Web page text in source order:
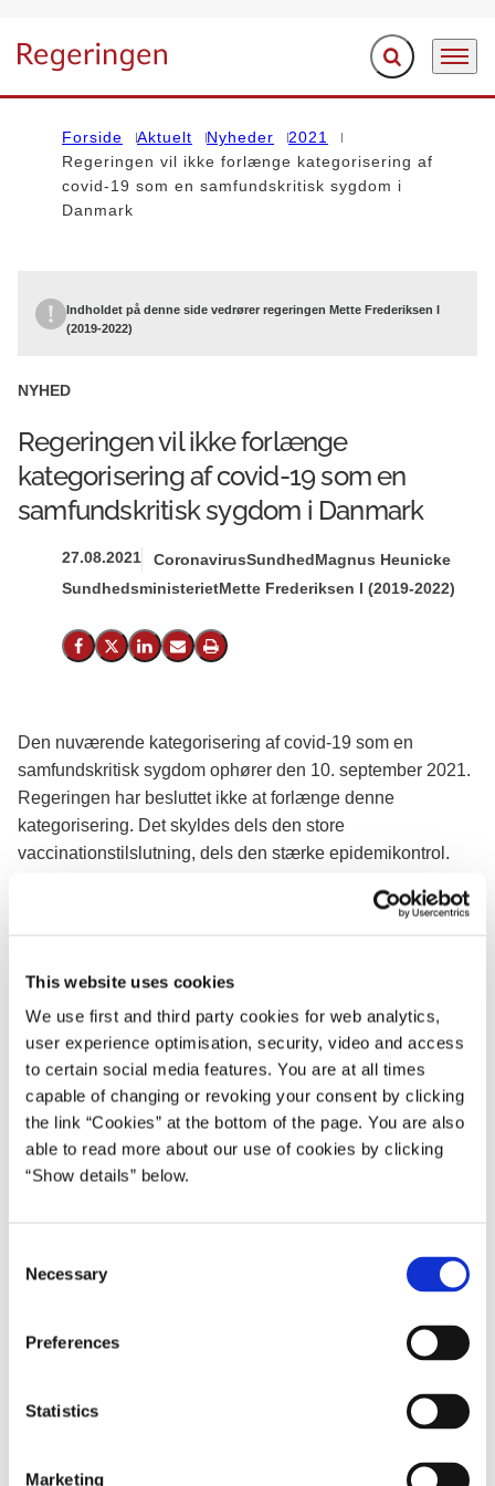
This website uses cookies
We use first and third party cookies for web analytics,
user experience optimisation, security, video and access
to certain social media features. You are at all times
capable of changing or revoking your consent by clicking
the link “Cookies” at the bottom of the page. You are also
able to read more about our use of cookies by clicking
“Show details” below.
Necessary
Preferences
Statistics
Marketing
Gå til forsiden Fold søgefelt ud
Menu
Forside Aktuelt Nyheder
2021
Regeringen vil ikke forlænge kategorisering af
covid-19 som en samfundskritisk sygdom i
Danmark
Indholdet på denne side vedrører regeringen Mette Frederiksen I
(2019-2022)
NYHED
Regeringen vil ikke forlænge
kategorisering af covid-19 som en
samfundskritisk sygdom i Danmark
27.08.2021 CoronavirusSundhedMagnus Heunicke
SundhedsministerietMette Frederiksen I (2019-2022)
Del på Facebook
Del på X (Twitter)
Del på LinkedIn
Send email
Print
Den nuværende kategorisering af covid-19 som en
samfundskritisk sygdom ophører den 10. september 2021.
Regeringen har besluttet ikke at forlænge denne
kategorisering. Det skyldes dels den store
vaccinationstilslutning, dels den stærke epidemikontrol.
Beslutningen, om ikke at forlænge covid-19’s status som
sundhedsmyndighederne.
Sundhedsminister Magnus Heunicke udtaler:
"Epidemien er under kontrol, vi har rekordhøje
vaccinationstal. Derfor kan vi d. 10. september droppe
nogle af de særregler, vi har været nødt til at indføre i
kampen mod covid-19. Regeringen har lovet ikke at holde
på tiltagene længere, end det var nødvendigt, og der er vi
at sætte ind, hvis pandemien igen truer vigtige funktioner i
Kategorisering som en samfundskritisk sygdom er det, der
har gjort det muligt at indføre en række af de særregler, vi
har haft i håndteringen af covid-19, som for eksempel
forsamlingsforbud, krav om coronapas og krav om